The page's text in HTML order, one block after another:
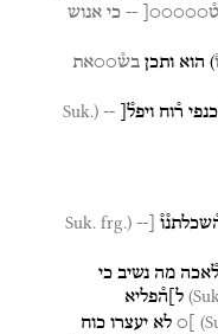
-- כי אנוש
ו֯) הוא ותכן בש֯○○את
כנפי ר֯וח ויפל֯[ --
(Suk.
[--
(Suk. frg.
מה נשיב כי
ל]ה֯פליא
]○ לא יעצרו כוח